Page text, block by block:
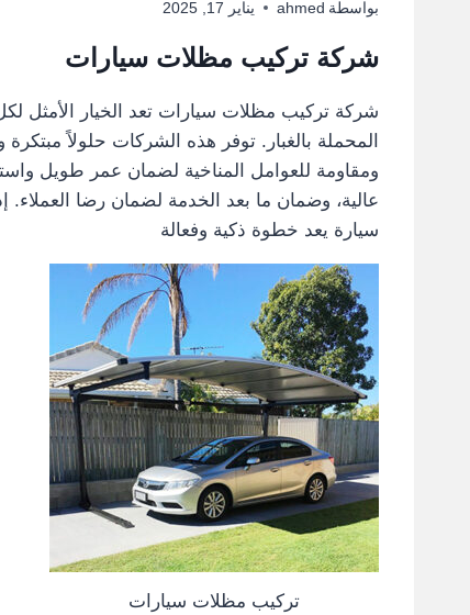
بواسطة ahmed يناير 17, 2025
شركة تركيب مظلات سيارات
شركة تركيب مظلات سيارات تعد الخيار الأمثل
المحملة بالغبار. توفر هذه الشركات حلولاً
ومقاومة للعوامل المناخية لضمان عمر طويل
عالية، وضمان ما بعد الخدمة لضمان رضا
سيارة يعد خطوة ذكية وفعالة
تركيب مظلات سيارات